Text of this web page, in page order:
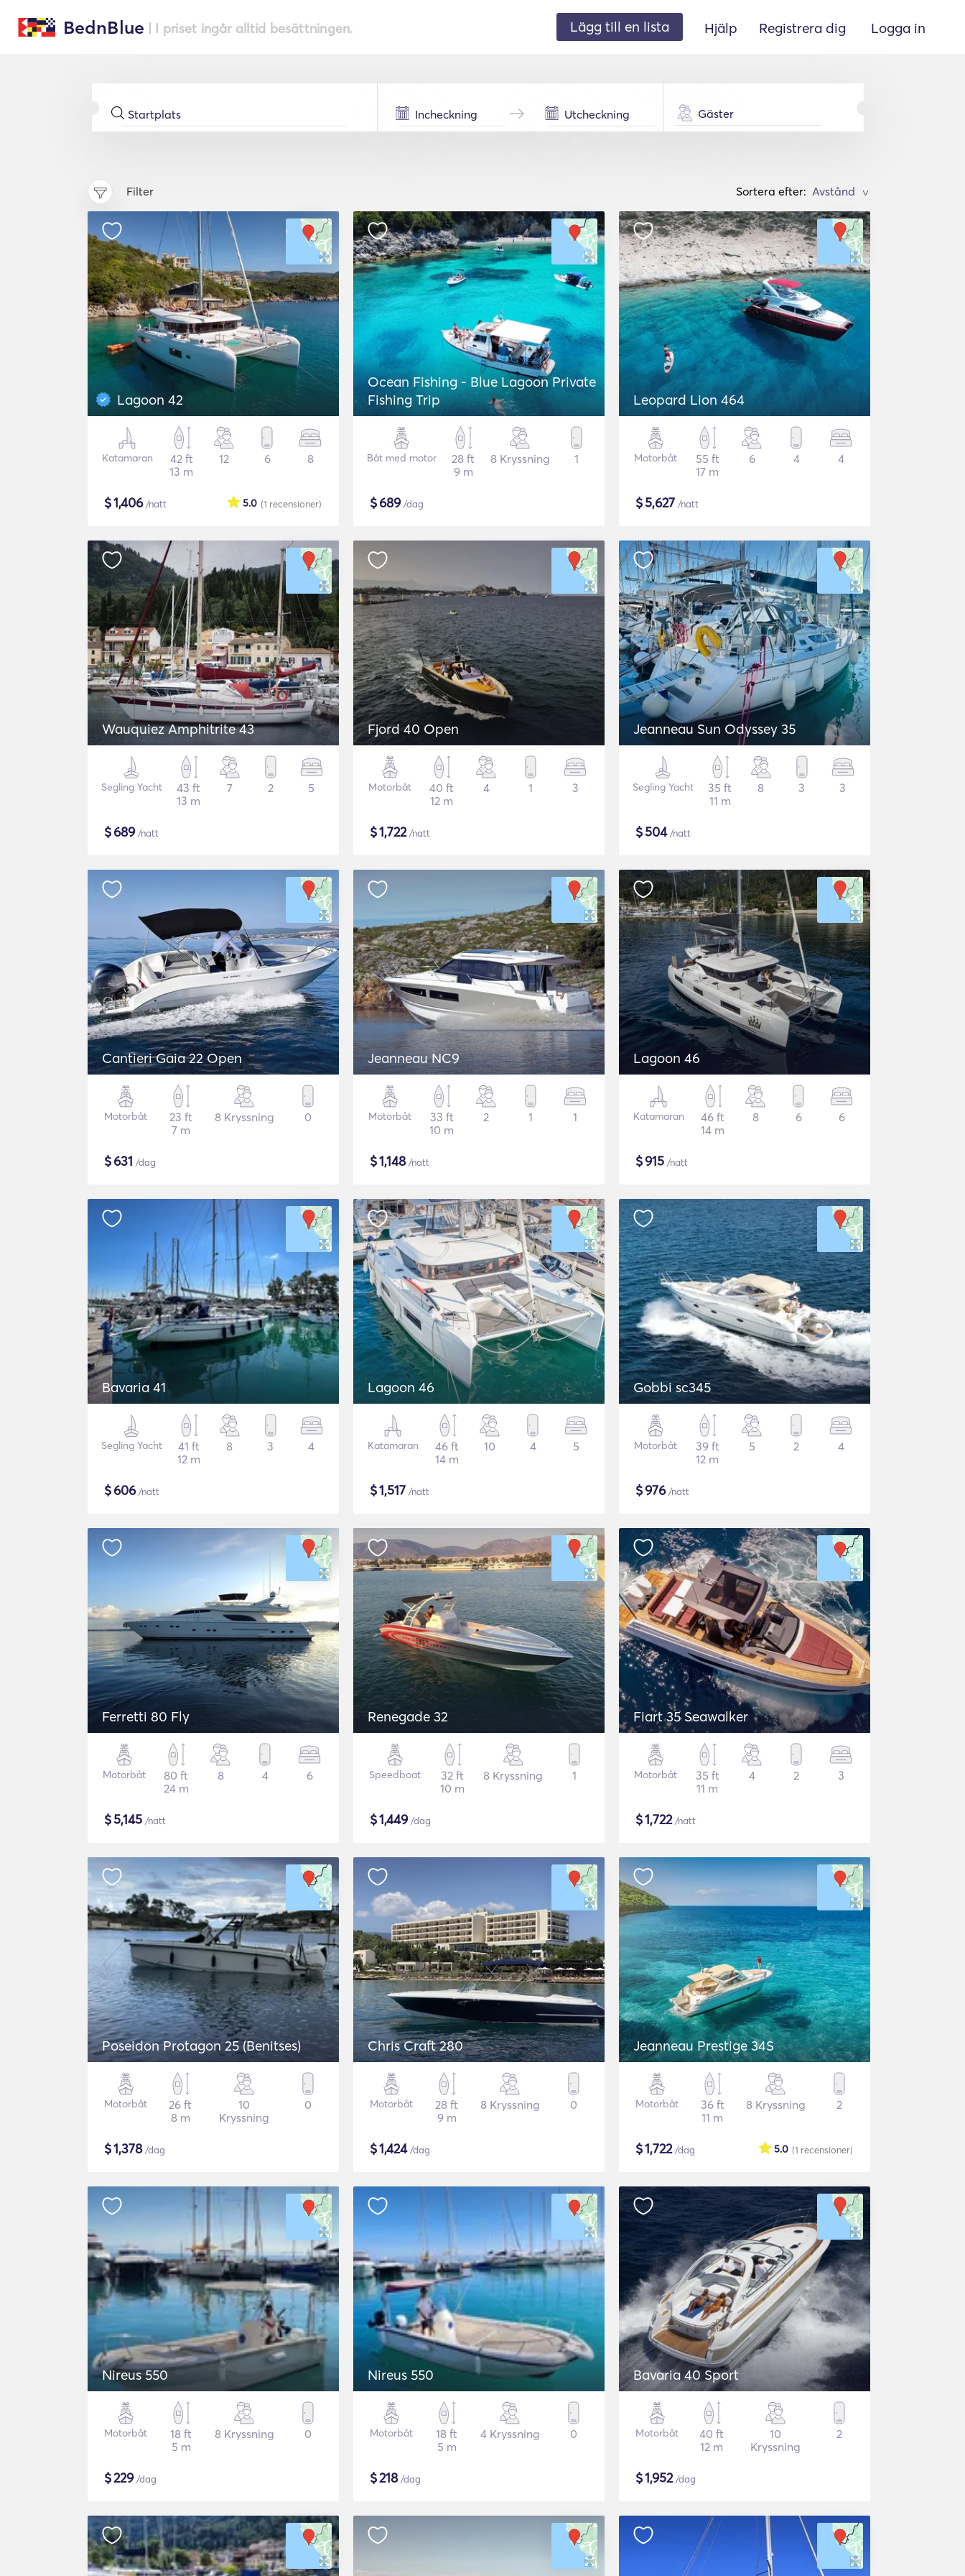
BednBlue | I priset ingår alltid besättningen. Lägg till en lista Hjälp Registrera dig Logga in
Gäster
Filter Sortera efter: >
Lagoon 42
Katamaran
42 ft
13 m
12 6 8
$1,406/natt (1 recensioner)
5.0
Ocean Fishing - Blue Lagoon Private
Fishing Trip
Båt med motor
28 ft
9 m
8 Kryssning 1
$689/dag
Leopard Lion 464
Motorbåt
55 ft
17 m
6 4 4
$5,627 /natt
Wauquiez Amphitrite 43
Segling Yacht
43 ft
13 m
7 2 5
$689/natt
Fjord 40 Open
Motorbåt
40 ft
12 m
4 1 3
$1,722/natt
Jeanneau Sun Odyssey 35
Segling Yacht
35 ft
11 m
8 3 3
$504/natt
Cantieri Gaia 22 Open
Motorbåt
23 ft
7 m
8 Kryssning 0
$631 /dag
Jeanneau NC9
Motorbåt
33 ft
10 m
2 1 1
$1,148/natt
Lagoon 46
Katamaran
46 ft
14 m
8 6 6
$915 /natt
Bavaria 41
Segling Yacht
41 ft
12 m
8 3 4
$606/natt
Lagoon 46
Katamaran
46 ft
14 m
10 4 5
$1,517 /natt
Gobbi sc345
Motorbåt
39 ft
12 m
5 2 4
$976/natt
Ferretti 80 Fly
Motorbåt
80 ft
24 m
8 4 6
$5,145 /natt
Renegade 32
Speedboat
32 ft
10 m
8 Kryssning 1
$1,449/dag
Fiart 35 Seawalker
Motorbåt
35 ft
11 m
4 2 3
$1,722/natt
Poseidon Protagon 25 (Benitses)
Motorbåt
26 ft
8 m
10
Kryssning
0
$1,378/dag
Chris Craft 280
Motorbåt
28 ft
9 m
8 Kryssning 0
$1,424/dag
Jeanneau Prestige 34S
Motorbåt
36 ft
11 m
8 Kryssning 2
$1,722/dag (1 recensioner)
5.0
Nireus 550
Motorbåt
18 ft
5 m
8 Kryssning 0
$229/dag
Nireus 550
Motorbåt
18 ft
5 m
4 Kryssning 0
$218/dag
Bavaria 40 Sport
Motorbåt
40 ft
12 m
10
Kryssning
2
$1,952/dag